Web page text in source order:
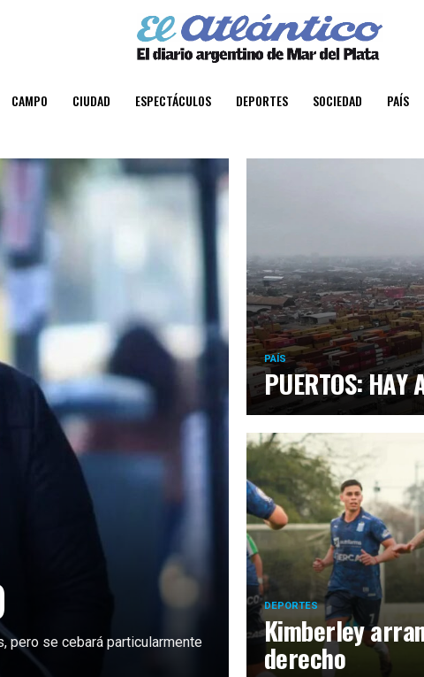
CAMPO CIUDAD ESPECTÁCULOS DEPORTES SOCIEDAD PAÍS
pero se cebará particularmente
PAÍS
PUERTOS: HAY
DEPORTES
Kimberley
derecho